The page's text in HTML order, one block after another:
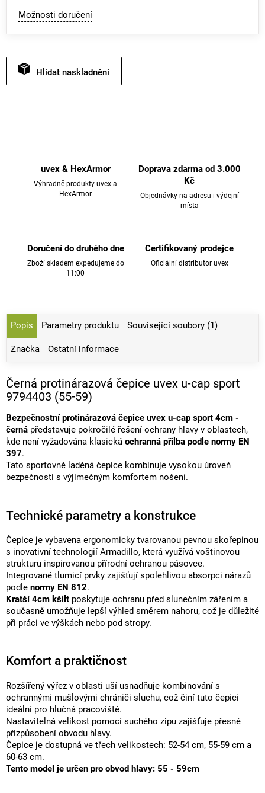
Možnosti doručení
Hlídat
uvex & HexArmor
Výhradně produkty uvex a
HexArmor
Doprava zdarma od 3.000
Kč
Objednávky na adresu i výdejní
místa
Doručení do druhého dne
Zboží skladem expedujeme do
11:00
Certifikovaný prodejce
Oficiální distributor uvex
Popis Parametry produktu Související soubory (1)
Značka Ostatní informace
Černá protinárazová čepice uvex u-cap sport
9794403 (55-59)
Bezpečnostní protinárazová čepice uvex u-cap sport 4cm -
černá představuje pokročilé řešení ochrany hlavy v oblastech,
kde není vyžadována klasická ochranná přilba podle normy EN
397.
Tato sportovně laděná čepice kombinuje vysokou úroveň
bezpečnosti s výjimečným komfortem nošení.
Technické parametry a konstrukce
Čepice je vybavena ergonomicky tvarovanou pevnou skořepinou
s inovativní technologií Armadillo, která využívá voštinovou
strukturu inspirovanou přírodní ochranou pásovce.
Integrované tlumicí prvky zajišťují spolehlivou absorpci nárazů
podle normy EN 812.
Kratší 4cm kšilt poskytuje ochranu před slunečním zářením a
současně umožňuje lepší výhled směrem nahoru, což je důležité
při práci ve výškách nebo pod stropy.
Komfort a praktičnost
Rozšířený výřez v oblasti uší usnadňuje kombinování s
ochrannými mušlovými chrániči sluchu, což činí tuto čepici
ideální pro hlučná pracoviště.
Nastavitelná velikost pomocí suchého zipu zajišťuje přesné
přizpůsobení obvodu hlavy.
Čepice je dostupná ve třech velikostech: 52-54 cm, 55-59 cm a
60-63 cm.
Tento model je určen pro obvod hlavy: 55 - 59cm